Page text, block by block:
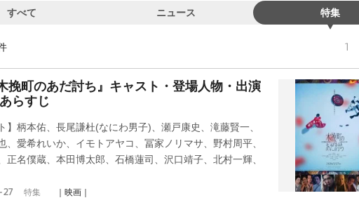
すべて ニュース 特集
1
挽町のあだ討ち』キャスト・登場人物・出演
らすじ
】柄本佑、長尾謙杜(なにわ男子)、瀬戸康史、滝藤賢一、
、愛希れいか、イモトアヤコ、冨家ノリマサ、野村周平、
正名僕蔵、本田博太郎、石橋蓮司、沢口靖子、北村一輝、
特集 ｜映画｜